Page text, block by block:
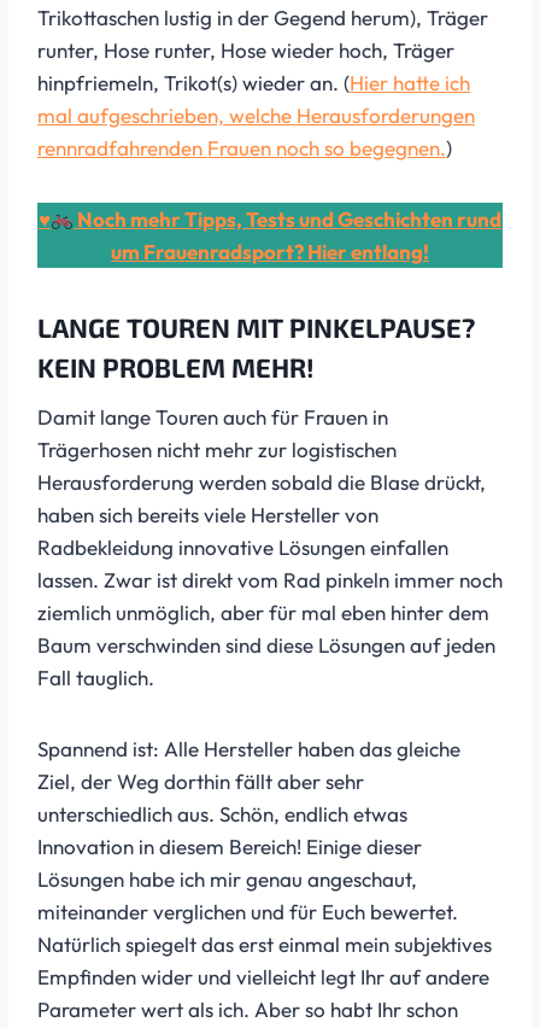
Trikottaschen lustig in der Gegend herum), Träger
runter, Hose runter, Hose wieder hoch, Träger
hinpfriemeln, Trikot(s) wieder an. (Hier hatte ich
mal aufgeschrieben, welche Herausforderungen
rennradfahrenden Frauen noch so begegnen.)
♥
Noch mehr Tipps, Tests und Geschichten rund
um Frauenradsport? Hier entlang!
LANGE TOUREN MIT PINKELPAUSE?
KEIN PROBLEM MEHR!
Damit lange Touren auch für Frauen in
Trägerhosen nicht mehr zur logistischen
Herausforderung werden sobald die Blase drückt,
haben sich bereits viele Hersteller von
Radbekleidung innovative Lösungen einfallen
lassen. Zwar ist direkt vom Rad pinkeln immer noch
ziemlich unmöglich, aber für mal eben hinter dem
Baum verschwinden sind diese Lösungen auf jeden
Fall tauglich.
Spannend ist: Alle Hersteller haben das gleiche
Ziel, der Weg dorthin fällt aber sehr
unterschiedlich aus. Schön, endlich etwas
Innovation in diesem Bereich! Einige dieser
Lösungen habe ich mir genau angeschaut,
miteinander verglichen und für Euch bewertet.
Natürlich spiegelt das erst einmal mein subjektives
Empfinden wider und vielleicht legt Ihr auf andere
Parameter wert als ich. Aber so habt Ihr schon